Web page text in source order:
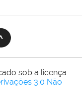
sob a licença
3.0 Não